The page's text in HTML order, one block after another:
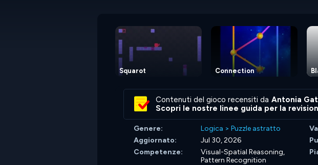
Squarot Connection
Contenuti del gioco recensiti da Antonia
Scopri le nostre linee guida per la
Genere: Logica > Puzzle astratto
Aggiornato:
Jul 30, 2026
Competenze:
Visual-Spatial Reasoning,
Pattern Recognition